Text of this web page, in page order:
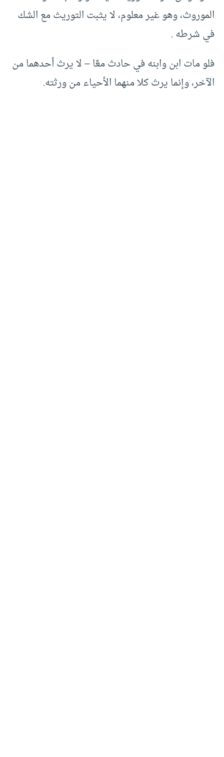
الموروث، وهو غير معلوم، لا يثبت التوريث مع الشك
في شرطه .
فلو مات ابن وابنه في حادث معًا – لا يرث أحدهما من
الآخر، وإنما يرث كلا منهما الأحياء من ورثته.